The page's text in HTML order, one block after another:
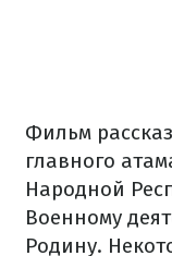
Фильм
главного
Народной
Военному
Родину.